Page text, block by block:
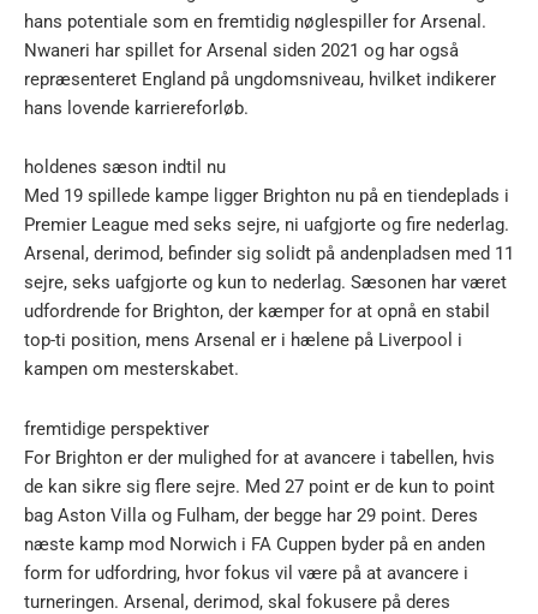
hans potentiale som en fremtidig nøglespiller for Arsenal.
Nwaneri har spillet for Arsenal siden 2021 og har også
repræsenteret England på ungdomsniveau, hvilket indikerer
hans lovende karriereforløb.
holdenes sæson indtil nu
Med 19 spillede kampe ligger Brighton nu på en tiendeplads i
Premier League med seks sejre, ni uafgjorte og fire nederlag.
Arsenal, derimod, befinder sig solidt på andenpladsen med 11
sejre, seks uafgjorte og kun to nederlag. Sæsonen har været
udfordrende for Brighton, der kæmper for at opnå en stabil
top-ti position, mens Arsenal er i hælene på Liverpool i
kampen om mesterskabet.
fremtidige perspektiver
For Brighton er der mulighed for at avancere i tabellen, hvis
de kan sikre sig flere sejre. Med 27 point er de kun to point
bag Aston Villa og Fulham, der begge har 29 point. Deres
næste kamp mod Norwich i FA Cuppen byder på en anden
form for udfordring, hvor fokus vil være på at avancere i
turneringen. Arsenal, derimod, skal fokusere på deres